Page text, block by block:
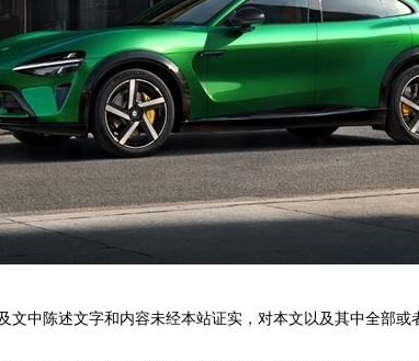
中陈述文字和内容未经本站证实，对本文以及其中全部